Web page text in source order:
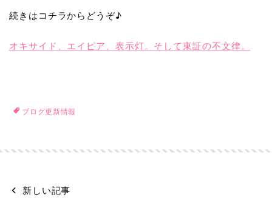
続きはコチラからどうぞ♪
オキサイド、エイピア、表示灯。そして東証の不文律。
ブログ更新情報
新しい記事